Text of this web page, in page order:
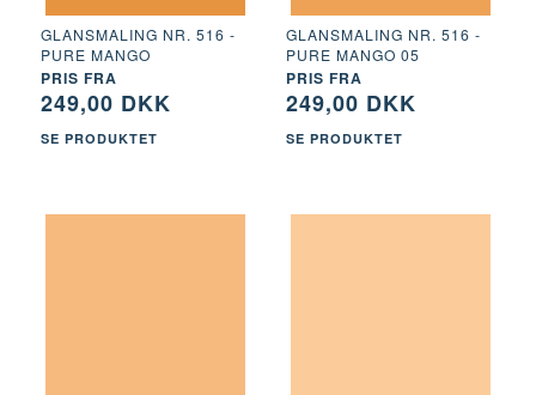
GLANSMALING NR. 516 -
PURE MANGO
PRIS FRA
249,00 DKK
SE PRODUKTET
GLANSMALING NR. 516 -
PURE MANGO 05
PRIS FRA
249,00 DKK
SE PRODUKTET